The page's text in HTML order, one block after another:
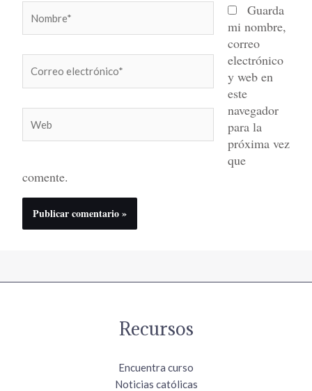
electrónico*
Guarda
mi nombre,
correo
electrónico
y web en
este
navegador
para la
próxima vez
que
comente.
Recursos
Encuentra curso
Noticias católicas